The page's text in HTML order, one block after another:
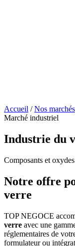
Accueil / Nos marchés
Marché industriel
Industrie du
Composants et
Notre offre
verre
TOP NEGOCE
verre avec une
réglementaires de
formulateur ou